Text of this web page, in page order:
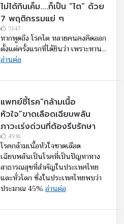
ไม่ได้กินเค็ม....ก็เป็น “ไต” ด้วย
7 พฤติกรรมแย่ ๆ
5147
หากพูดถึง โรคไต หลายคนคงคิดออก
ตั้งแต่ครั้งแรกที่ได้ยินว่า เพราะทาน...
อ่านต่อ
แพทย์ชี้โรค“กล้ามเนื้อ
หัวใจ”ขาดเลือดเฉียบพลัน
ภาวะเร่งด่วนที่ต้องรีบรักษา
4936
โรคกล้ามเนื้อหัวใจขาดเลือด
เฉียบพลันเป็นโรคที่เป็นปัญหาทาง
สาธารณสุขที่สำคัญในประเทศไทย
และทั่วโลก ซึ่งในประเทศไทยพบว่า
ประมาณ 45% อ่านต่อ